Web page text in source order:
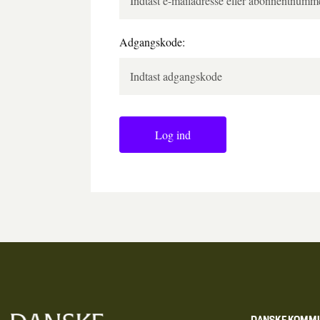
Adgangskode:
Log ind